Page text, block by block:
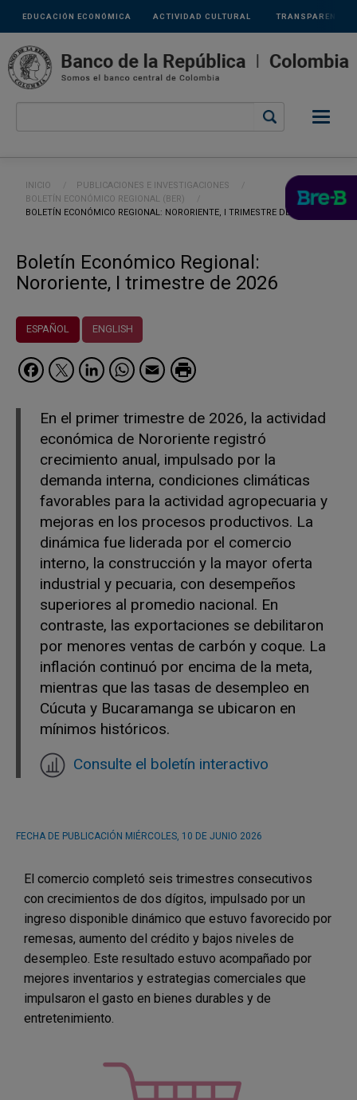
Pasar al contenido principal
Links
secundarios
ACTIVIDAD CULTURAL
EDUCACIÓN ECONÓMICA TRANSPARENCIA
Ruta de navegación
INICIO
PUBLICACIONES E INVESTIGACIONES
BOLETÍN ECONÓMICO REGIONAL (BER)
CURRENT:
BOLETÍN ECONÓMICO REGIONAL: NORORIENTE, I TRIMESTRE DE 2026
Boletín Económico Regional:
Nororiente, I trimestre de 2026
ESPAÑOL ENGLISH
Facebook
Twitter
LinkedIn
WhatsApp
Email
En el primer trimestre de 2026, la actividad
económica de Nororiente registró
crecimiento anual, impulsado por la
demanda interna, condiciones climáticas
favorables para la actividad agropecuaria y
mejoras en los procesos productivos. La
dinámica fue liderada por el comercio
interno, la construcción y la mayor oferta
industrial y pecuaria, con desempeños
superiores al promedio nacional. En
contraste, las exportaciones se debilitaron
por menores ventas de carbón y coque. La
inflación continuó por encima de la meta,
mientras que las tasas de desempleo en
Cúcuta y Bucaramanga se ubicaron en
mínimos históricos.
Consulte el boletín interactivo
FECHA DE PUBLICACIÓN MIÉRCOLES, 10 DE JUNIO 2026
El comercio completó seis trimestres consecutivos
con crecimientos de dos dígitos, impulsado por un
ingreso disponible dinámico que estuvo favorecido por
remesas, aumento del crédito y bajos niveles de
desempleo. Este resultado estuvo acompañado por
mejores inventarios y estrategias comerciales que
impulsaron el gasto en bienes durables y de
entretenimiento.